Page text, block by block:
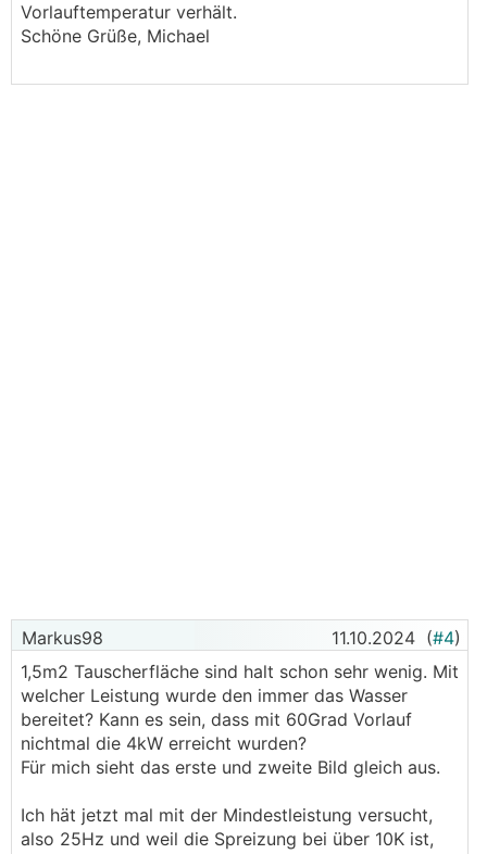
Vorlauftemperatur verhält.
Schöne Grüße, Michael
Markus98 11.10.2024 (#4)
1,5m2 Tauscherfläche sind halt schon sehr wenig. Mit
welcher Leistung wurde den immer das Wasser
bereitet? Kann es sein, dass mit 60Grad Vorlauf
nichtmal die 4kW erreicht wurden?
Für mich sieht das erste und zweite Bild gleich aus.
Ich hät jetzt mal mit der Mindestleistung versucht,
also 25Hz und weil die Spreizung bei über 10K ist,